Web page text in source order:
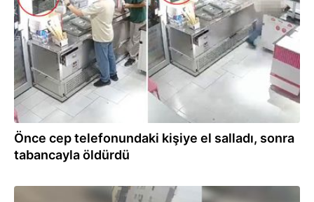
Önce cep telefonundaki kişiye el salladı, sonra
tabancayla öldürdü